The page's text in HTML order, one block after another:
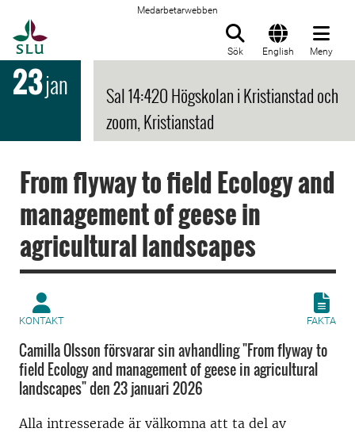
Medarbetarwebben
Sök English Meny
23jan
Sal 14:420 Högskolan i Kristianstad och
zoom, Kristianstad
From flyway to field Ecology and
management of geese in
agricultural landscapes
KONTAKT FAKTA
Camilla Olsson försvarar sin avhandling "From flyway to
field Ecology and management of geese in agricultural
landscapes" den 23 januari 2026
Alla intresserade är välkomna att ta del av